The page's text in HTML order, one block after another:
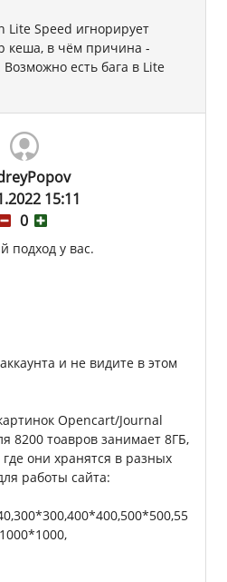
Lite Speed игнорирует
кеша, в чём причина -
есть бага в Lite
15:11
0
подход у вас.
и не видите в этом
Opencart/Journal
8200 тоавров занимает 8ГБ,
они хранятся в разных
работы сайта: